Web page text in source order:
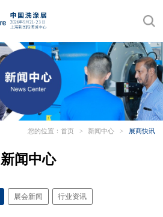
您的位置： 首页 > 新闻中心 > 展商快讯
新闻中心
展会新闻 行业资讯